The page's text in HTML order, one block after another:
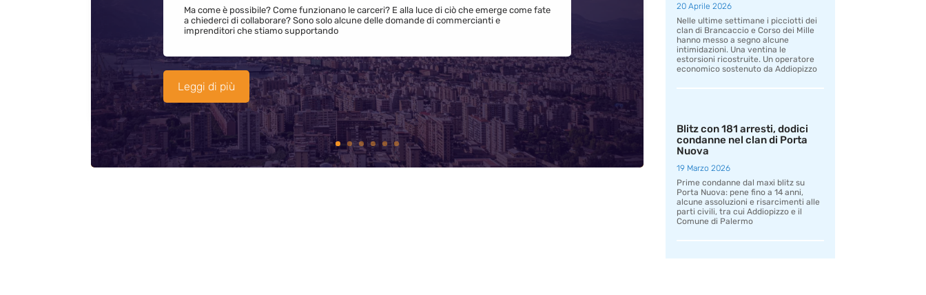
Ma come è possibile? Come funzionano le carceri? E alla luce di ciò che emerge come fate
a chiederci di collaborare? Sono solo alcune delle domande di commercianti e
imprenditori che stiamo supportando
Leggi di più
20 Aprile 2026
Nelle ultime settimane i picciotti dei
clan di Brancaccio e Corso dei Mille
hanno messo a segno alcune
intimidazioni. Una ventina le
estorsioni ricostruite. Un operatore
economico sostenuto da Addiopizzo
Blitz con 181 arresti, dodici
condanne nel clan di Porta
Nuova
19 Marzo 2026
Prime condanne dal maxi blitz su
Porta Nuova: pene fino a 14 anni,
alcune assoluzioni e risarcimenti alle
parti civili, tra cui Addiopizzo e il
Comune di Palermo